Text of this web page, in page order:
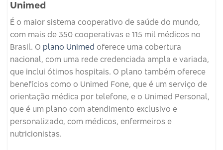
Unimed
É o maior sistema cooperativo de saúde do mundo,
com mais de 350 cooperativas e 115 mil médicos no
Brasil. O plano Unimed oferece uma cobertura
nacional, com uma rede credenciada ampla e variada,
que inclui ótimos hospitais. O plano também oferece
benefícios como o Unimed Fone, que é um serviço de
orientação médica por telefone, e o Unimed Personal,
que é um plano com atendimento exclusivo e
personalizado, com médicos, enfermeiros e
nutricionistas.